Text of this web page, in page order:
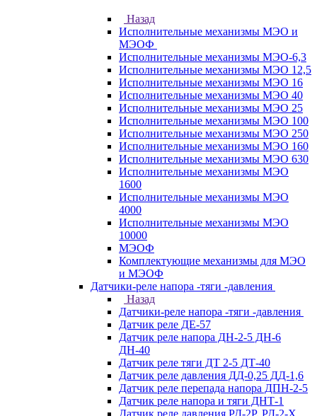
Назад
Исполнительные механизмы МЭО и
МЭОФ
Исполнительные механизмы МЭО-6,3
Исполнительные механизмы МЭО 12,5
Исполнительные механизмы МЭО 16
Исполнительные механизмы МЭО 40
Исполнительные механизмы МЭО 25
Исполнительные механизмы МЭО 100
Исполнительные механизмы МЭО 250
Исполнительные механизмы МЭО 160
Исполнительные механизмы МЭО 630
Исполнительные механизмы МЭО
1600
Исполнительные механизмы МЭО
4000
Исполнительные механизмы МЭО
10000
МЭОФ
Комплектующие механизмы для МЭО
и МЭОФ
Датчики-реле напора -тяги -давления
Назад
Датчики-реле напора -тяги -давления
Датчик реле ДЕ-57
Датчик реле напора ДН-2-5 ДН-6
ДН-40
Датчик реле тяги ДТ 2-5 ДТ-40
Датчик реле давления ДД-0,25 ДД-1,6
Датчик реле перепада напора ДПН-2-5
Датчик реле напора и тяги ДНТ-1
Датчик реле давления РД-2Р, РД-2-Х